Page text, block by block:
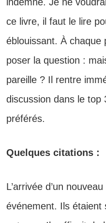
ce livre, il faut le lire
éblouissant. À chaque
poser la question :
pareille ? Il rentre
discussion dans le top
préférés.
Quelques citations :
L’arrivée d’un
événement. Ils étaient